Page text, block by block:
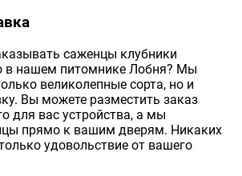
саженцы клубники
нашем питомнике Лобня? Мы
великолепные сорта, но и
Вы можете разместить заказ
для вас устройства, а мы
прямо к вашим дверям. Никаких
удовольствие от вашего